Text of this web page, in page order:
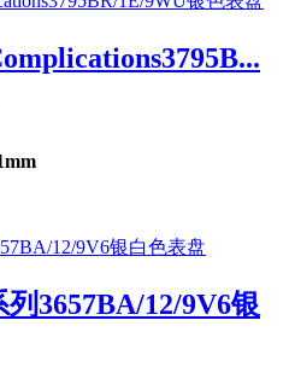
3657BA/12/9V6银